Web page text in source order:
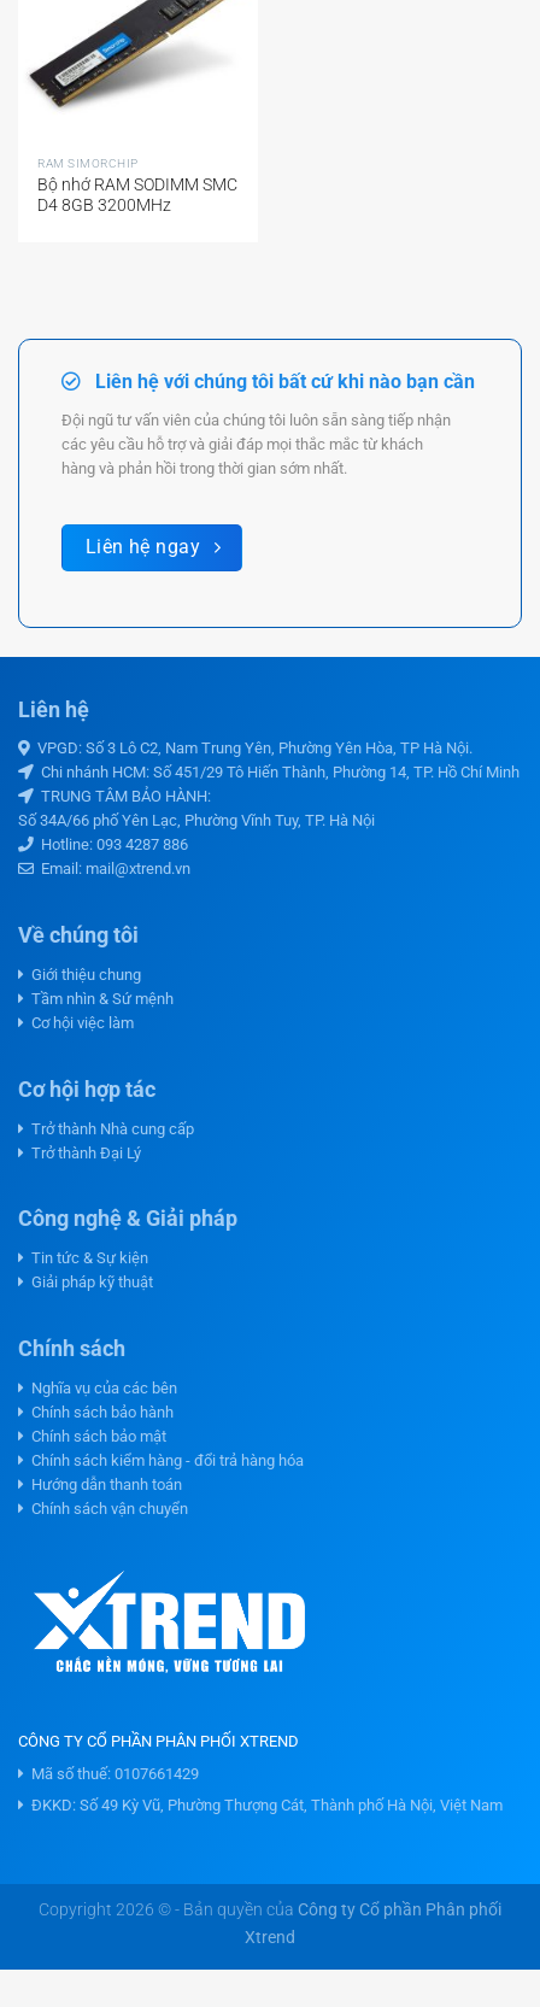
RAM SIMORCHIP
Bộ nhớ RAM SODIMM SMC
D4 8GB 3200MHz
Liên hệ với chúng tôi bất cứ khi nào bạn cần
Đội ngũ tư vấn viên của chúng tôi luôn sẵn sàng tiếp nhận
các yêu cầu hỗ trợ và giải đáp mọi thắc mắc từ khách
hàng và phản hồi trong thời gian sớm nhất.
Liên hệ ngay
Liên hệ
VPGD: Số 3 Lô C2, Nam Trung Yên, Phường Yên Hòa, TP Hà Nội.
Chi nhánh HCM: Số 451/29 Tô Hiến Thành, Phường 14, TP. Hồ Chí Minh
TRUNG TÂM BẢO HÀNH:
Số 34A/66 phố Yên Lạc, Phường Vĩnh Tuy, TP. Hà Nội
Hotline: 093 4287 886
Email: mail@xtrend.vn
Về chúng tôi
Giới thiệu chung
Tầm nhìn & Sứ mệnh
Cơ hội việc làm
Cơ hội hợp tác
Trở thành Nhà cung cấp
Trở thành Đại Lý
Công nghệ & Giải pháp
Tin tức & Sự kiện
Giải pháp kỹ thuật
Chính sách
Nghĩa vụ của các bên
Chính sách bảo hành
Chính sách bảo mật
Chính sách kiểm hàng - đổi trả hàng hóa
Hướng dẫn thanh toán
Chính sách vận chuyển
CÔNG TY CỔ PHẦN PHÂN PHỐI XTREND
Mã số thuế: 0107661429
ĐKKD: Số 49 Kỳ Vũ, Phường Thượng Cát, Thành phố Hà Nội, Việt Nam
Copyright 2026 © - Bản quyền của Công ty Cổ phần Phân phối
Xtrend